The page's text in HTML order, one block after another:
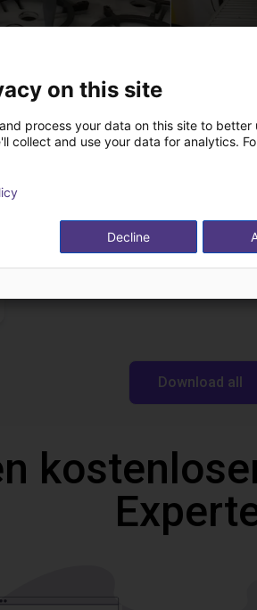
Klebstoff auf Öfen
Dobot
Download all
on this site
process your data on this site to
collect and use your data for analytics.
Decline